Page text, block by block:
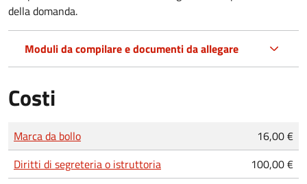
della domanda.
Moduli da compilare e documenti da allegare
Costi
Tipo di pagamento
Importo
Marca da bollo
16,00 €
Diritti di segreteria o istruttoria
100,00 €